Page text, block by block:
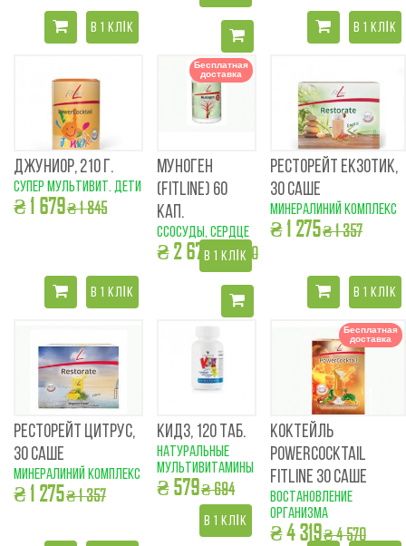
В 1 КЛІК В 1 КЛІК
ДЖУНИОР, 210 Г.
супер мультивит. дети
₴ 1 679₴ 1 845
В 1 КЛІК
Бесплатная
доставка
МУНОГЕН
(FITLINE) 60
КАП.
cсосуды, сердце
₴ 2 679 ₴ 2 690
В 1 КЛІК
РЕСТОРЕЙТ ЕКЗОТИК,
30 САШЕ
минералиний комплекс
₴ 1 275₴ 1 357
В 1 КЛІК
РЕСТОРЕЙТ ЦИТРУС,
30 САШЕ
минералиний комплекс
₴ 1 275₴ 1 357
КИДЗ, 120 ТАБ.
натуральные
мультивитамины
₴ 579₴ 694
В 1 КЛІК
Бесплатная
доставка
КОКТЕЙЛЬ
POWERCOCKTAIL
FITLINE 30 САШЕ
востановление
организма
₴ 4 319₴ 4 570